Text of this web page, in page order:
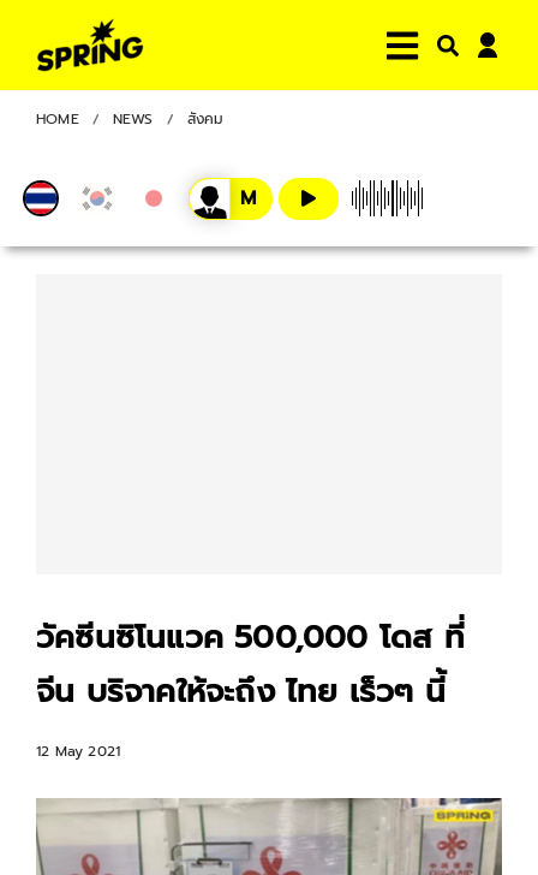
HOME NEWS สังคม
วัคซีนซิโนแวค 500,000 โดส ที่
จีน บริจาคให้จะถึง ไทย เร็วๆ นี้
12 May 2021